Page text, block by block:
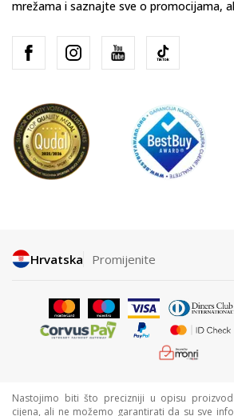
mrežama i saznajte sve o promocijama,
Hrvatska Promijenite
Nastojimo biti što precizniji u opisu
cijena, ali ne možemo garantirati da su sve